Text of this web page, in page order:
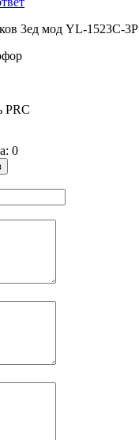
3ед мод YL-1523C-3P
PRC
0